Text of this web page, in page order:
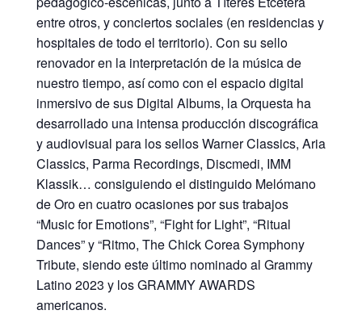
entre otros, y conciertos sociales (en residencias y
hospitales de todo el territorio). Con su sello
renovador en la interpretación de la música de
nuestro tiempo, así como con el espacio digital
inmersivo de sus Digital Albums, la Orquesta ha
desarrollado una intensa producción discográfica
y audiovisual para los sellos Warner Classics, Aria
Classics, Parma Recordings, Discmedi, IMM
Klassik… consiguiendo el distinguido Melómano
de Oro en cuatro ocasiones por sus trabajos
“Music for Emotions”, “Fight for Light”, “Ritual
Dances” y “Ritmo, The Chick Corea Symphony
Tribute, siendo este último nominado al Grammy
Latino 2023 y los GRAMMY AWARDS
americanos.